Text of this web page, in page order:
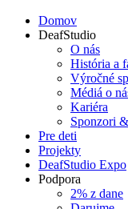
Domov
DeafStudio
O nás
História a
Výročné
Médiá o
Kariéra
Sponzori
Pre deti
Projekty
DeafStudio Expo
Podpora
2% z dane